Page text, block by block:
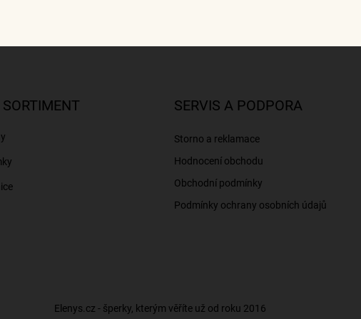
SERVIS A PODPORA
Storno a reklamace
Hodnocení obchodu
Obchodní podmínky
Podmínky ochrany osobních údajů
Elenys.cz - šperky, kterým věříte už od roku 2016